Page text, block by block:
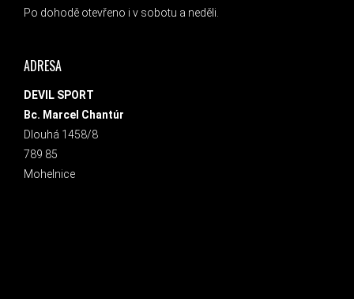
Po dohodě otevřeno i v sobotu a neděli.
ADRESA
DEVIL SPORT
Bc. Marcel Chantúr
Dlouhá 1458/8
789 85
Mohelnice